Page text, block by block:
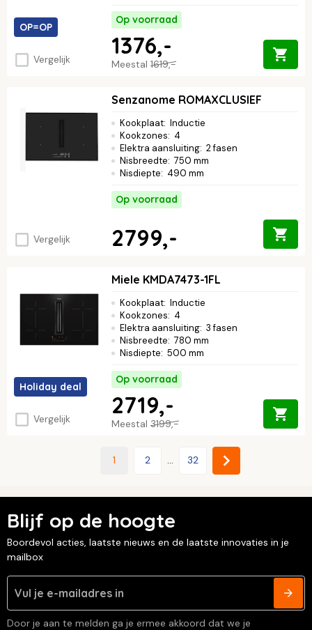
OP=OP
Vergelijk
Op voorraad
Meestal 1619,-
1376,-
Vergelijk
Senzanome ROMAXCLUSIEF
Kookplaat: Inductie
Kookzones: 4
Elektra aansluiting: 2 fasen
Nisbreedte: 750 mm
Nisdiepte: 490 mm
Op voorraad
2799,-
Holiday deal
Vergelijk
Miele KMDA7473-1FL
Kookplaat: Inductie
Kookzones: 4
Elektra aansluiting: 3 fasen
Nisbreedte: 780 mm
Nisdiepte: 500 mm
Op voorraad
Meestal 3199,-
2719,-
1 2 ... 32
Blijf op de hoogte
Boordevol acties, laatste nieuws en de laatste innovaties in je
mailbox
Door je aan te melden ga je ermee akkoord dat we je